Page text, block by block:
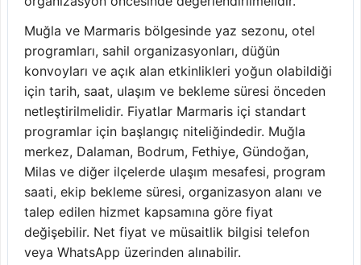
Muğla ve Marmaris bölgesinde yaz sezonu, otel
programları, sahil organizasyonları, düğün
konvoyları ve açık alan etkinlikleri yoğun olabildiği
için tarih, saat, ulaşım ve bekleme süresi önceden
netleştirilmelidir. Fiyatlar Marmaris içi standart
programlar için başlangıç niteliğindedir. Muğla
merkez, Dalaman, Bodrum, Fethiye, Gündoğan,
Milas ve diğer ilçelerde ulaşım mesafesi, program
saati, ekip bekleme süresi, organizasyon alanı ve
talep edilen hizmet kapsamına göre fiyat
değişebilir. Net fiyat ve müsaitlik bilgisi telefon
veya WhatsApp üzerinden alınabilir.